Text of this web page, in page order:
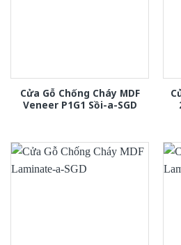
Cửa Gỗ Chống Cháy MDF
Veneer P1G1 Sồi-a-SGD